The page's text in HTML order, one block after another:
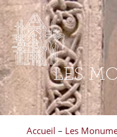
LES
Accueil – Les